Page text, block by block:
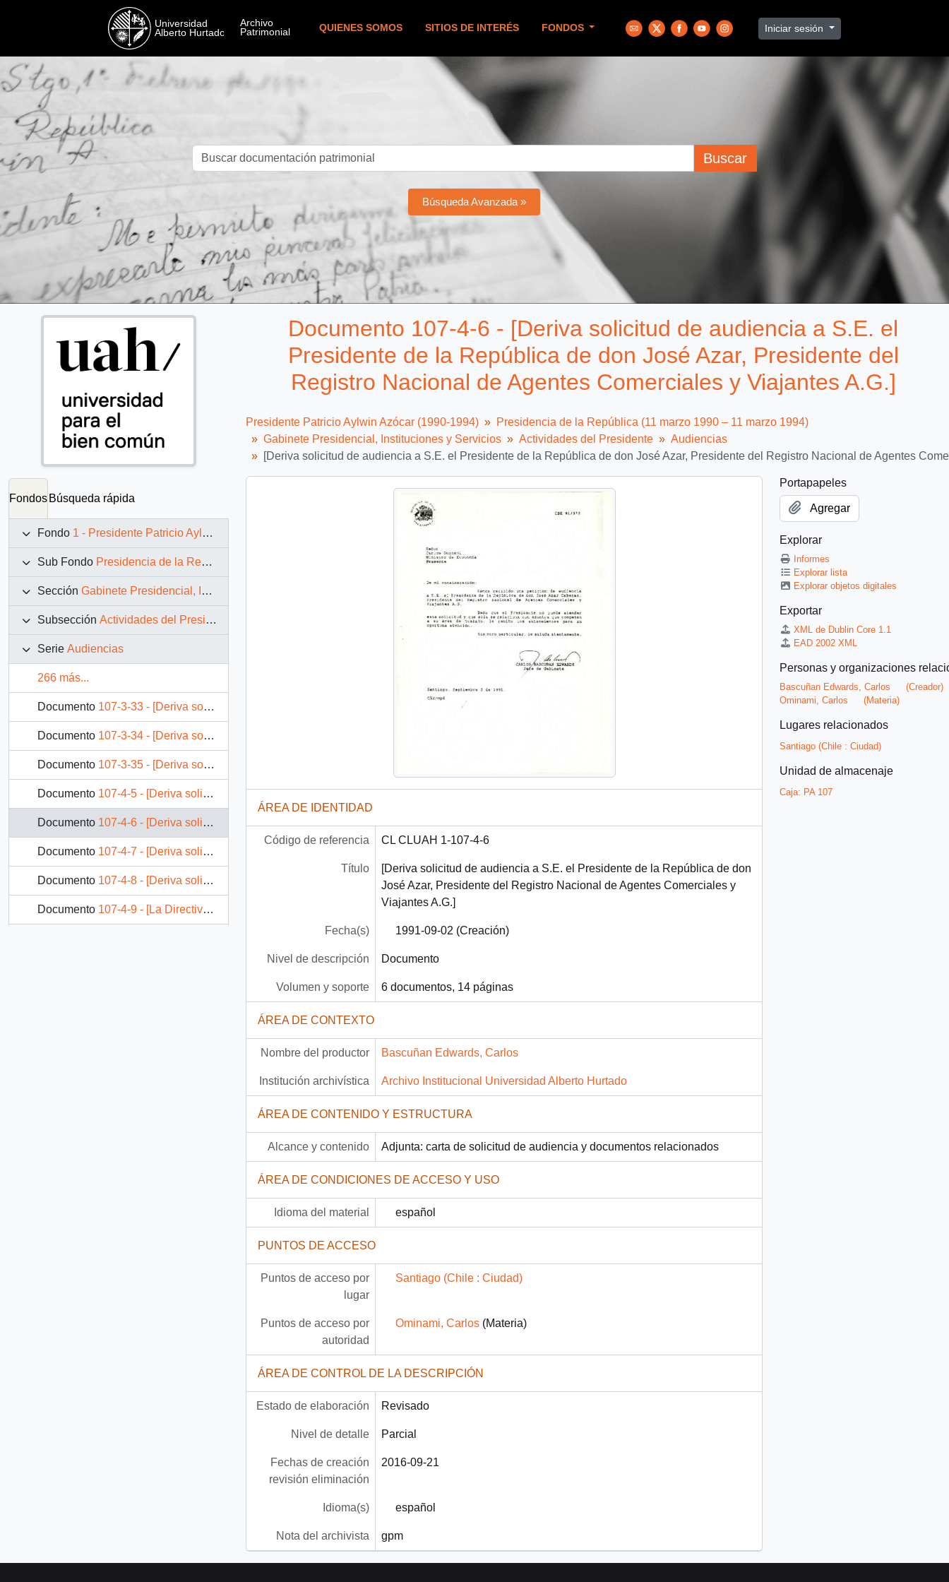
QUIENES SOMOS SITIOS DE INTERÉS FONDOS Iniciar sesión
Buscar
Búsqueda Avanzada »
Fondos Búsqueda rápida
Fondo 1 - Presidente Patricio Aylwin Azócar (1990-1994)
Sub Fondo Presidencia de la República (11 marzo 1990 – 11 marzo 1994)
Sección Gabinete Presidencial, Instituciones y Servicios
Subsección Actividades del Presidente
Serie Audiencias
266 más...
Documento 107-3-33 - [Deriva solicitud de audiencia a S.E. el Presidente de la República de Juan Morales J., Presidente de la Confederación Interamericana y Presidente Nacional de Padres y Amigos de Deficientes Mentales]
Documento 107-3-34 - [Deriva solicitud de audiencia a S.E. el Presidente de la República de don Luis Herrera, Presidente Directorio Metropolitano del Colegio de Profesores de Chile A.G.]
Documento 107-3-35 - [Deriva solicitud de audiencia del señor Normán Cortés L., Rector de la Universidad de Playa Ancha, efectuada a S.E. el Presidente de la República]
Documento 107-4-5 - [Deriva solicitud de audiencia a S.E. el Presidente de la República de Protocolo para el Jefe de la delegación parlamentaria Japonesa, Sr. Jushiro Komiyama]
Documento 107-4-6 - [Deriva solicitud de audiencia a S.E. el Presidente de la República de don José Azar, Presidente del Registro Nacional de Agentes Comerciales y Viajantes A.G.]
Documento 107-4-7 - [Deriva solicitud de audiencia a S.E. el Presidente de la República de don Juan Smitmans, Vice Presidente de la Cámara de Comercio Chileno Mexicana A.G.]
Documento 107-4-8 - [Deriva solicitud de audiencia de Sindicatos Gente de Mar]
Documento 107-4-9 - [La Directiva del Sindicato Nacional de Trabajadores Independientes Comerciantes en la Vía Pública, Ciegos y Lisiados solicita audiencia con el Jefe de Gabinete de la Presidencia]
Documento 107-4-6 - [Deriva solicitud de audiencia a S.E. el
Presidente de la República de don José Azar, Presidente del
Registro Nacional de Agentes Comerciales y Viajantes A.G.]
Presidente Patricio Aylwin Azócar (1990-1994)
Presidencia de la República (11 marzo 1990 – 11 marzo 1994)
Gabinete Presidencial, Instituciones y Servicios
Actividades del Presidente
Audiencias
[Deriva solicitud de audiencia a S.E. el Presidente de la República de don José Azar, Presidente del Registro Nacional de Agentes
ÁREA DE IDENTIDAD
Código de referencia CL CLUAH 1-107-4-6
Título
[Deriva solicitud de audiencia a S.E. el Presidente de la República de don
José Azar, Presidente del Registro Nacional de Agentes Comerciales y
Viajantes A.G.]
Fecha(s) 1991-09-02 (Creación)
Nivel de descripción Documento
Volumen y soporte 6 documentos, 14 páginas
ÁREA DE CONTEXTO
Nombre del productor Bascuñan Edwards, Carlos
Institución archivística Archivo Institucional Universidad Alberto Hurtado
ÁREA DE CONTENIDO Y ESTRUCTURA
Alcance y contenido Adjunta: carta de solicitud de audiencia y documentos relacionados
ÁREA DE CONDICIONES DE ACCESO Y USO
Idioma del material español
PUNTOS DE ACCESO
Puntos de acceso por
lugar
Santiago (Chile : Ciudad)
Puntos de acceso por
autoridad
Ominami, Carlos(Materia)
ÁREA DE CONTROL DE LA DESCRIPCIÓN
Estado de elaboración Revisado
Nivel de detalle Parcial
Fechas de creación
revisión eliminación
2016-09-21
Idioma(s) español
Nota del archivista gpm
Portapapeles
Agregar
Explorar
Informes
Explorar lista
Explorar objetos digitales
Exportar
XML de Dublin Core 1.1
EAD 2002 XML
Personas y organizaciones
Bascuñan Edwards, Carlos
(Creador)
Ominami, Carlos
(Materia)
Lugares relacionados
Santiago (Chile : Ciudad)
Unidad de almacenaje
Caja: PA 107